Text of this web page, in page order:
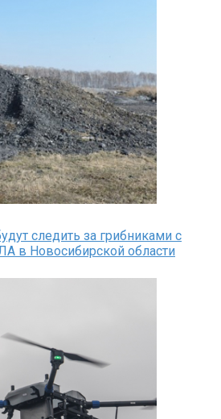
следить за грибниками с
в Новосибирской области